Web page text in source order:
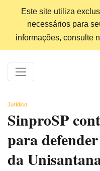
Este site utiliza
necessários para
informações, consulte
Jurídico
SinproSP
para
da